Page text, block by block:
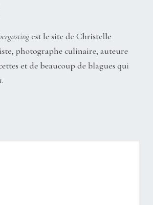
est le site de Christelle
photographe culinaire, auteure
et de beaucoup de blagues qui